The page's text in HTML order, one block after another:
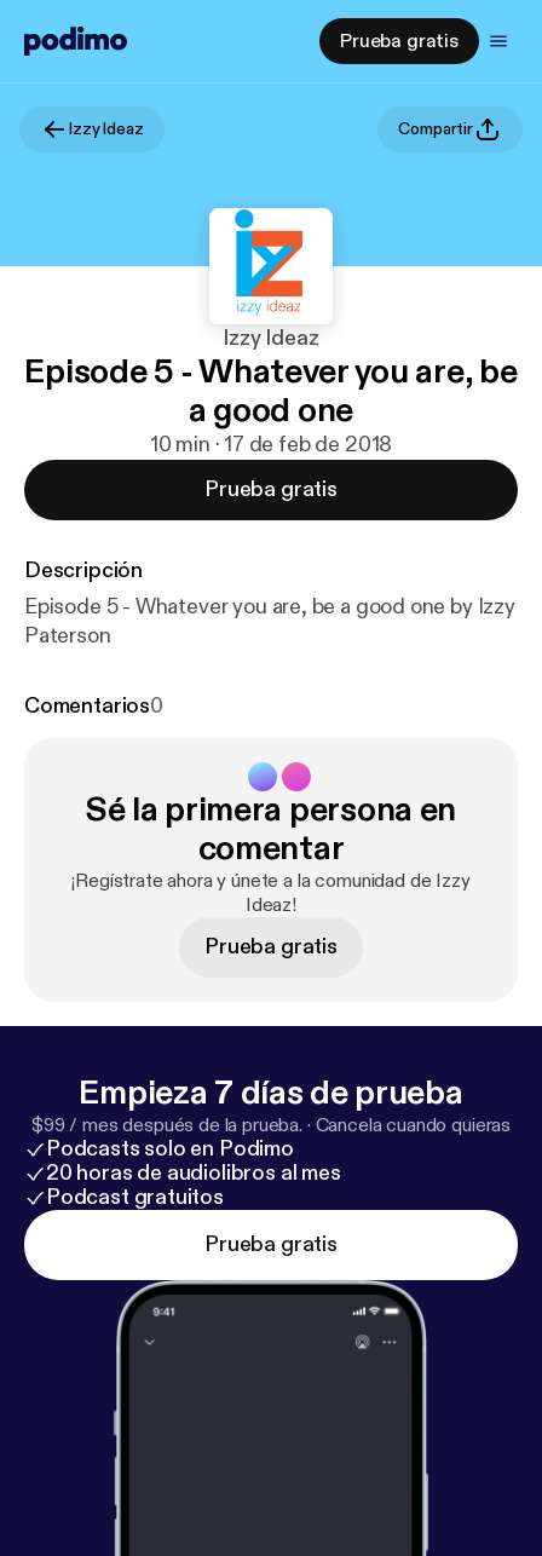
Prueba gratis
Izzy Ideaz Compartir
Izzy Ideaz
Episode 5 - Whatever you are, be
a good one
10 min · 17 de feb de 2018
Prueba gratis
Descripción
Episode 5 - Whatever you are, be a good one by Izzy
Paterson
Comentarios0
Sé la primera persona en
comentar
¡Regístrate ahora y únete a la comunidad de Izzy
Ideaz!
Prueba gratis
Empieza 7 días de prueba
$99 / mes después de la prueba. · Cancela cuando quieras
Podcasts solo en Podimo
20 horas de audiolibros al mes
Podcast gratuitos
Prueba gratis